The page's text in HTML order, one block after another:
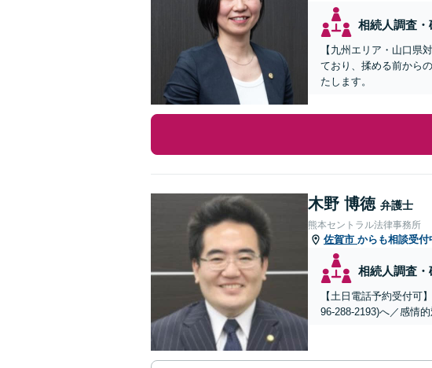
相続人調査・
【九州エリア・山口県
ており、揉める前から
たします。
木野 博徳 弁護士
熊本セントラル法律事務所
佐賀市 からも相談受付
相続人調査・
【土日電話予約受付可
96-288-2193)へ／感情